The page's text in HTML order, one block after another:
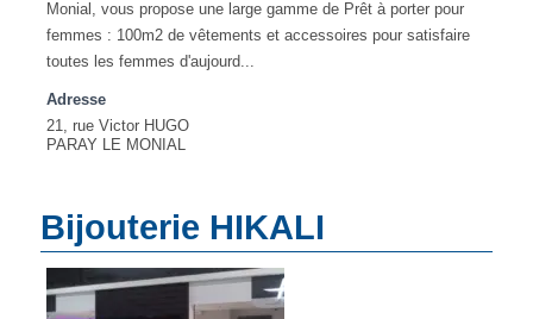
Monial, vous propose une large gamme de Prêt à porter pour
femmes : 100m2 de vêtements et accessoires pour satisfaire
toutes les femmes d'aujourd...
Adresse
21, rue Victor HUGO
PARAY LE MONIAL
Bijouterie HIKALI